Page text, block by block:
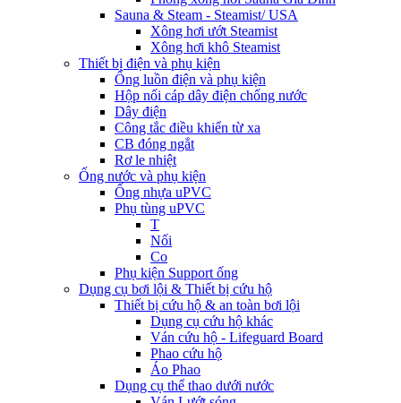
Sauna & Steam - Steamist/ USA
Xông hơi ướt Steamist
Xông hơi khô Steamist
Thiết bị điện và phụ kiện
Ống luồn điện và phụ kiện
Hộp nối cáp dây điện chống nước
Dây điện
Công tắc điều khiển từ xa
CB đóng ngắt
Rơ le nhiệt
Ống nước và phụ kiện
Ống nhựa uPVC
Phụ tùng uPVC
T
Nối
Co
Phụ kiện Support ống
Dụng cụ bơi lội & Thiết bị cứu hộ
Thiết bị cứu hộ & an toàn bơi lội
Dụng cụ cứu hộ khác
Ván cứu hộ - Lifeguard Board
Phao cứu hộ
Áo Phao
Dụng cụ thể thao dưới nước